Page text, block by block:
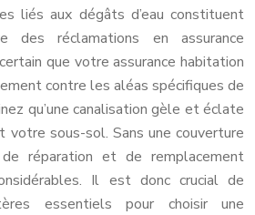
liés aux dégâts d’eau constituent
des réclamations en assurance
que votre assurance habitation
contre les aléas spécifiques de
qu’une canalisation gèle et éclate
votre sous-sol. Sans une couverture
réparation et de remplacement
Il est donc crucial de
essentiels pour choisir une